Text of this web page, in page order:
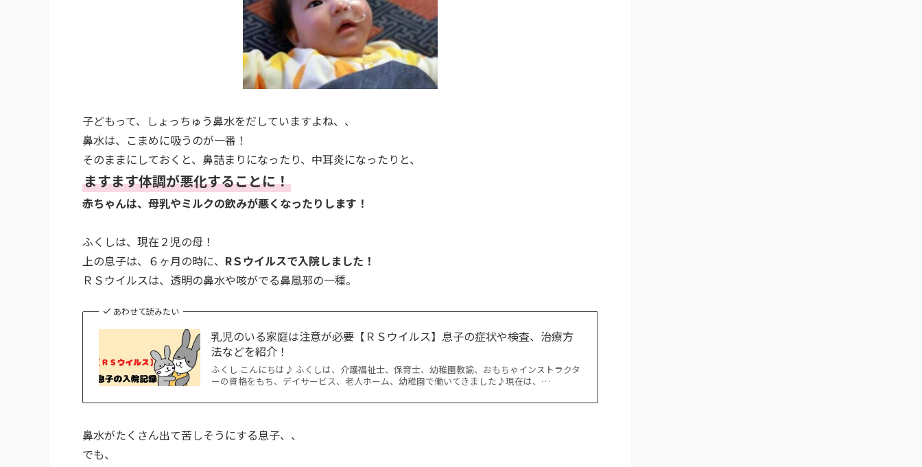
子どもって、しょっちゅう鼻水をだしていますよね、、
鼻水は、こまめに吸うのが一番！
そのままにしておくと、鼻詰まりになったり、中耳炎になったりと、
ますます体調が悪化することに！
赤ちゃんは、母乳やミルクの飲みが悪くなったりします！
ふくしは、現在２児の母！
上の息子は、６ヶ月の時に、 RＳウイルスで入院しました！
ＲＳウイルスは、透明の鼻水や咳がでる鼻風邪の一種。
あわせて読みたい
乳児のいる家庭は注意が必要【ＲＳウイルス】息子の症状や検査、治療方
法などを紹介！
ふくし こんにちは♪ ふくしは、介護福祉士、保育士、幼稚園教諭、おもちゃインストラクタ
ーの資格をもち、デイサービス、老人ホーム、幼稚園で働いてきました♪現在は、…
鼻水がたくさん出て苦しそうにする息子、、
でも、